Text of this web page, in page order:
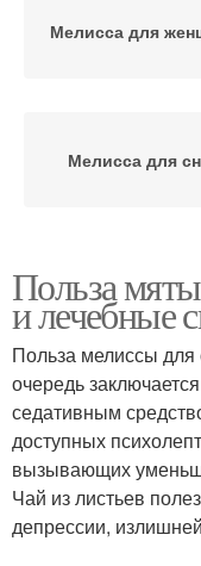
Мелисса для
Мелисса для
Польза
и лечебные
Польза мелиссы для
очередь
седативным
доступных
вызывающих
Чай из листьев
депрессии,